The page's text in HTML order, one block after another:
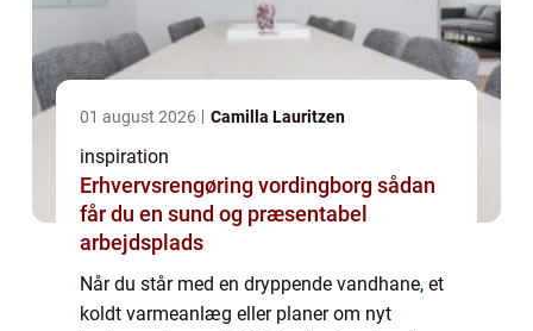
01 august 2026 Camilla Lauritzen
inspiration
Erhvervsrengøring vordingborg sådan
får du en sund og præsentabel
arbejdsplads
Når du står med en dryppende vandhane, et
koldt varmeanlæg eller planer om nyt